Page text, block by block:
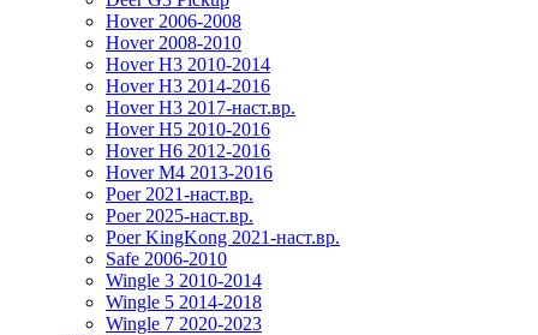
Hover 2006-2008
Hover 2008-2010
Hover H3 2010-2014
Hover H3 2014-2016
Hover H3 2017-наст.вр.
Hover H5 2010-2016
Hover H6 2012-2016
Hover M4 2013-2016
Poer 2021-наст.вр.
Poer 2025-наст.вр.
Poer KingKong 2021-наст.вр.
Safe 2006-2010
Wingle 3 2010-2014
Wingle 5 2014-2018
Wingle 7 2020-2023